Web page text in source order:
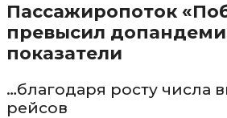
Пассажиропоток
превысил
показатели
…благодаря росту числа
рейсов